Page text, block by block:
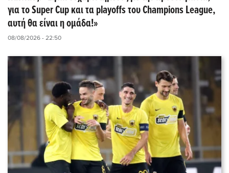
για το Super Cup και τα playoffs του Champions League,
αυτή θα είναι η ομάδα!»
08/08/2026 - 22:50